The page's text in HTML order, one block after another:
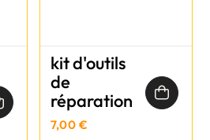
kit d'outils
de
réparation
7,00 €